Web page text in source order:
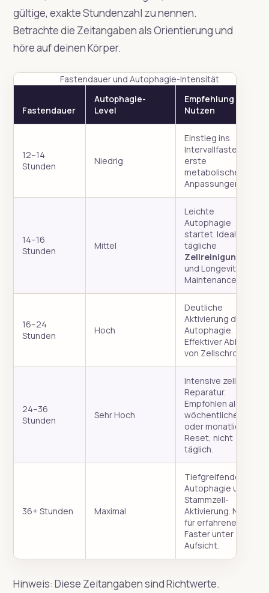
gültige, exakte Stundenzahl zu nennen.
Betrachte die Zeitangaben als Orientierung und
höre auf deinen Körper.
Fastendauer und Autophagie-Intensität
Fastendauer
Autophagie-
Level
Empfehlung &
Nutzen
12–14
Stunden
Niedrig
Einstieg ins
Intervallfasten,
erste
metabolische
Anpassungen.
14–16
Stunden
Mittel
Leichte
Autophagie
startet. Ideal für
tägliche
Zellreinigung
und Longevity-
Maintenance.
16–24
Stunden
Hoch
Deutliche
Aktivierung der
Autophagie.
Effektiver Abbau
von Zellschrott.
24–36
Stunden
Sehr Hoch
Intensive zelluläre
Reparatur.
Empfohlen als
wöchentlicher
oder monatlicher
Reset, nicht
täglich.
36+ Stunden Maximal
Tiefgreifende
Autophagie und
Stammzell-
Aktivierung. Nur
für erfahrene
Faster unter
Aufsicht.
Hinweis: Diese Zeitangaben sind Richtwerte.